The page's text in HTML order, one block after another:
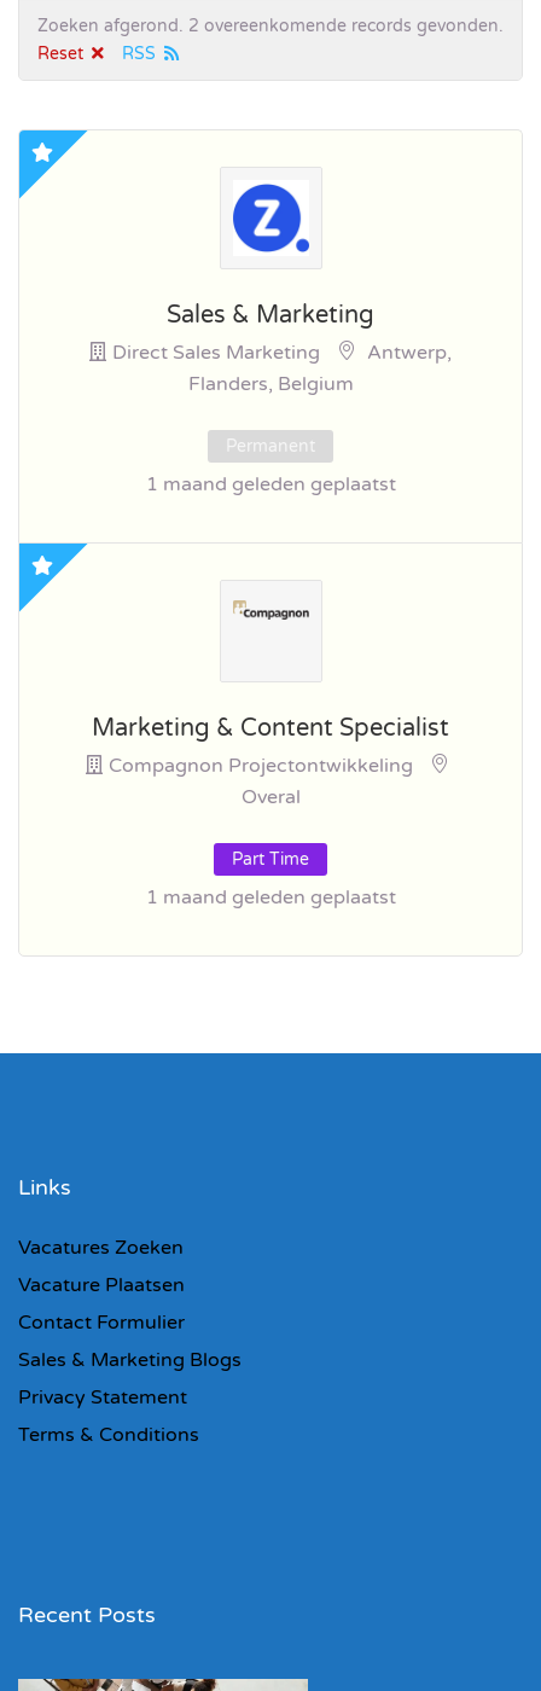
Zoeken afgerond. 2 overeenkomende records gevonden.
Reset
RSS
Sales & Marketing
Direct Sales Marketing
Antwerp,
Flanders, Belgium
Permanent
1 maand geleden geplaatst
Marketing & Content Specialist
Compagnon Projectontwikkeling
Overal
Part Time
1 maand geleden geplaatst
Links
Vacatures Zoeken
Vacature Plaatsen
Contact Formulier
Sales & Marketing Blogs
Privacy Statement
Terms & Conditions
Recent Posts